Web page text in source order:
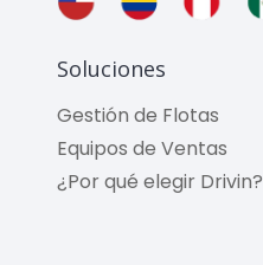
Soluciones
Gestión de Flotas
Equipos de Ventas
¿Por qué elegir Drivin?